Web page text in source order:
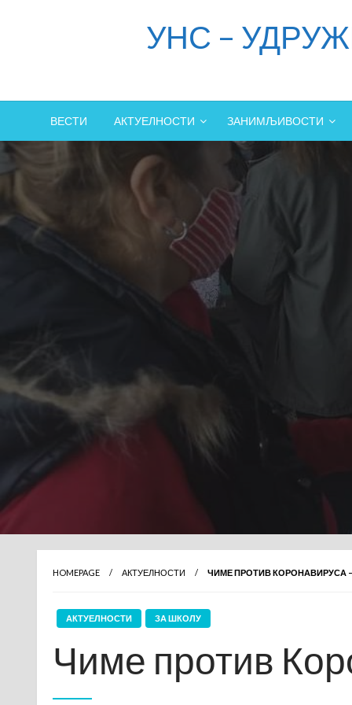
УНС –
ВЕСТИ АКТУЕЛНОСТИ ЗАНИМЉИВОСТИ
HOMEPAGE АКТУЕЛНОСТИ ЧИМЕ ПРОТИВ КОРОНАВИРУСА
АКТУЕЛНОСТИ ЗА ШКОЛУ
Чиме против